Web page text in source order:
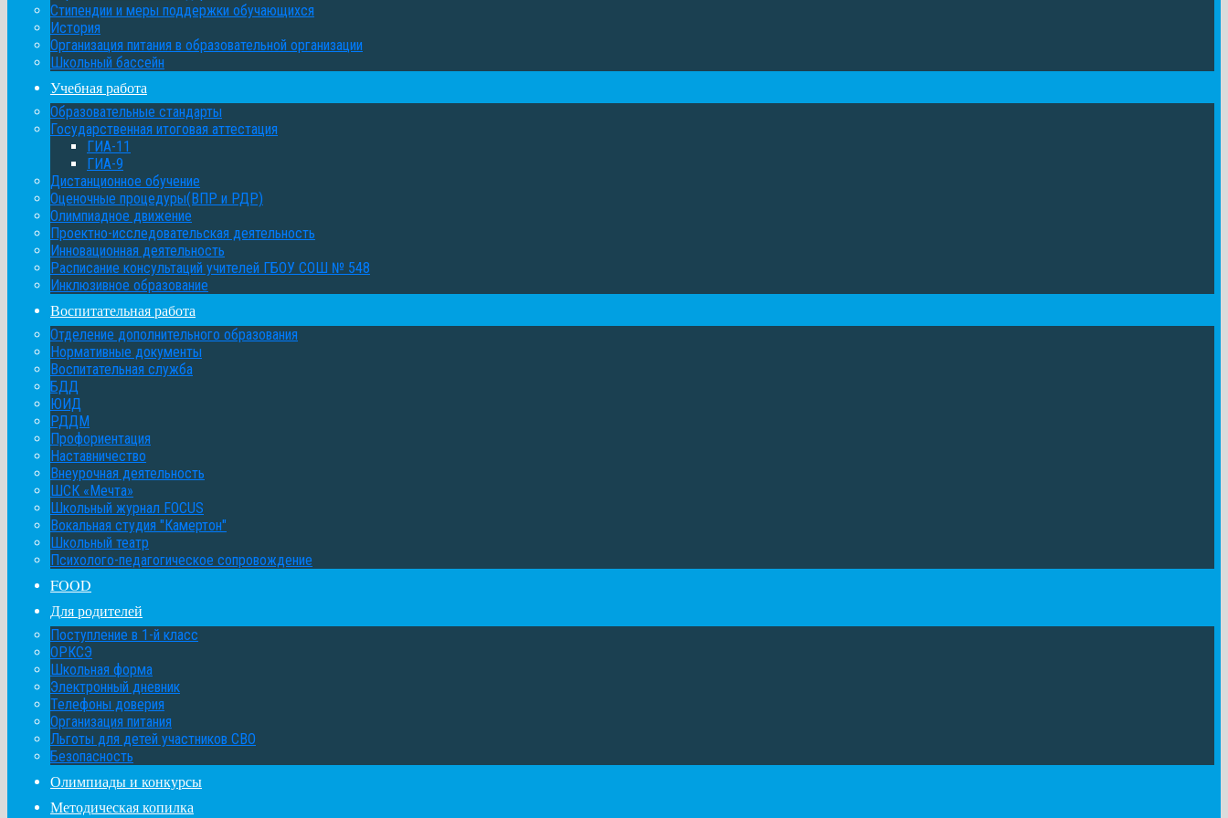
Стипендии и меры поддержки обучающихся
История
Организация питания в образовательной организации
Школьный бассейн
Учебная работа
Образовательные стандарты
Государственная итоговая аттестация
ГИА-11
ГИА-9
Дистанционное обучение
Оценочные процедуры(ВПР и РДР)
Олимпиадное движение
Проектно-исследовательская деятельность
Инновационная деятельность
Расписание консультаций учителей ГБОУ СОШ № 548
Инклюзивное образование
Воспитательная работа
Отделение дополнительного образования
Нормативные документы
Воспитательная служба
БДД
ЮИД
РДДМ
Профориентация
Наставничество
Внеурочная деятельность
ШСК «Мечта»
Школьный журнал FOCUS
Вокальная студия "Камертон"
Школьный театр
Психолого-педагогическое сопровождение
FOOD
Для родителей
Поступление в 1-й класс
ОРКСЭ
Школьная форма
Электронный дневник
Телефоны доверия
Организация питания
Льготы для детей участников СВО
Безопасность
Олимпиады и конкурсы
Методическая копилка